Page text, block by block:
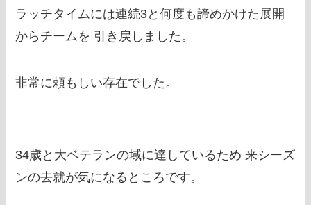
ラッチタイムには連続3と何度も諦めかけた展開
からチームを 引き戻しました。
非常に頼もしい存在でした。
34歳と大ベテランの域に達しているため 来シーズ
ンの去就が気になるところです。